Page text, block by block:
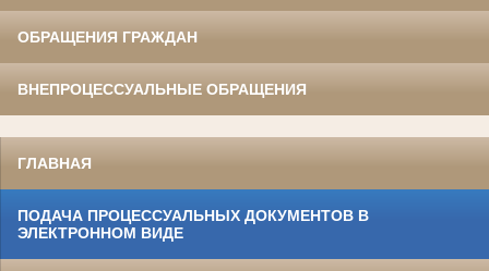
ОБРАЩЕНИЯ ГРАЖДАН
ВНЕПРОЦЕССУАЛЬНЫЕ ОБРАЩЕНИЯ
ГЛАВНАЯ
ПОДАЧА ПРОЦЕССУАЛЬНЫХ ДОКУМЕНТОВ В
ЭЛЕКТРОННОМ ВИДЕ